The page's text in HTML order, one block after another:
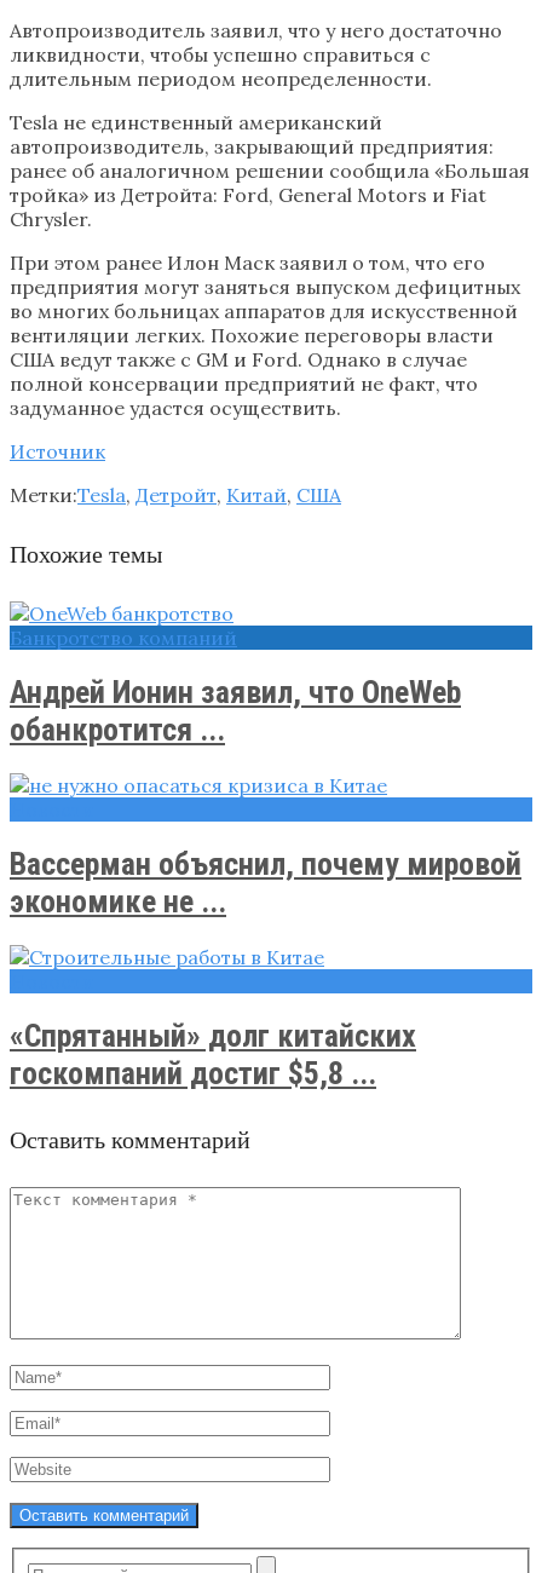
Автопроизводитель заявил, что у него достаточно
ликвидности, чтобы успешно справиться с
длительным периодом неопределенности.
Tesla не единственный американский
автопроизводитель, закрывающий предприятия:
ранее об аналогичном решении сообщила «Большая
тройка» из Детройта: Ford, General Motors и Fiat
Chrysler.
При этом ранее Илон Маск заявил о том, что его
предприятия могут заняться выпуском дефицитных
во многих больницах аппаратов для искусственной
вентиляции легких. Похожие переговоры власти
США ведут также с GM и Ford. Однако в случае
полной консервации предприятий не факт, что
задуманное удастся осуществить.
Источник
Метки:Tesla, Детройт, Китай, США
Похожие темы
Банкротство компаний
Андрей Ионин заявил, что OneWeb
обанкротится ...
Вассерман объяснил, почему мировой
экономике не ...
«Спрятанный» долг китайских
госкомпаний достиг $5,8 ...
Оставить комментарий